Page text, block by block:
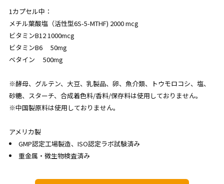
1カプセル中：
メチル葉酸塩（活性型6S-5-MTHF) 2000 mcg
ビタミンB12 1000mcg
ビタミンB6 50mg
ベタイン 500mg
※酵母、グルテン、大豆、乳製品、卵、魚介類、トウモロコシ、塩、
砂糖、スターチ、合成着色料/香料/保存料は使用しておりません。
※中国製原料は使用しておりません。
アメリカ製
GMP認定工場製造、ISO認定ラボ試験済み
重金属・微生物検査済み